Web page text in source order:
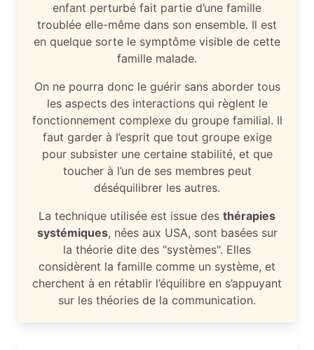
enfant perturbé fait partie d’une famille
troublée elle-même dans son ensemble. Il est
en quelque sorte le symptôme visible de cette
famille malade.
On ne pourra donc le guérir sans aborder tous
les aspects des interactions qui règlent le
fonctionnement complexe du groupe familial. Il
faut garder à l’esprit que tout groupe exige
pour subsister une certaine stabilité, et que
toucher à l’un de ses membres peut
déséquilibrer les autres.
La technique utilisée est issue des thérapies
systémiques, nées aux USA, sont basées sur
la théorie dite des "systèmes". Elles
considèrent la famille comme un système, et
cherchent à en rétablir l’équilibre en s’appuyant
sur les théories de la communication.